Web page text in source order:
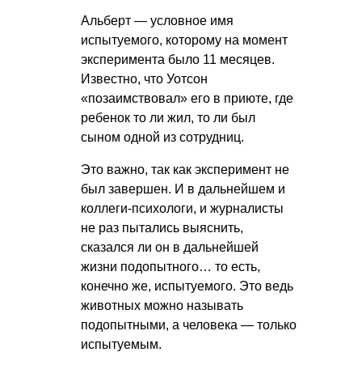
Альберт — условное имя
испытуемого, которому на момент
эксперимента было 11 месяцев.
Известно, что Уотсон
«позаимствовал» его в приюте, где
ребенок то ли жил, то ли был
сыном одной из сотрудниц.
Это важно, так как эксперимент не
был завершен. И в дальнейшем и
коллеги-психологи, и журналисты
не раз пытались выяснить,
сказался ли он в дальнейшей
жизни подопытного… то есть,
конечно же, испытуемого. Это ведь
животных можно называть
подопытными, а человека — только
испытуемым.